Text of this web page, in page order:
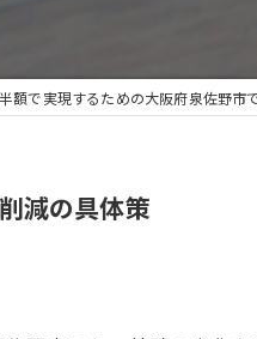
額で実現するための大阪府泉佐野市
減の具体策